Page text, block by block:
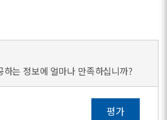
하는 정보에 얼마나 만족하십니까?
평가